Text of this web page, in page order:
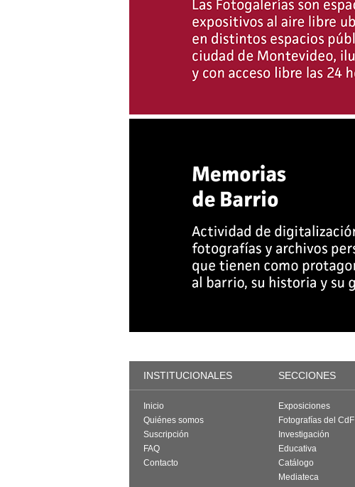
INSTITUCIONALES SECCIONES
Inicio
Quiénes somos
Suscripción
FAQ
Contacto
Exposiciones
Fotografías del CdF
Investigación
Educativa
Catálogo
Mediateca